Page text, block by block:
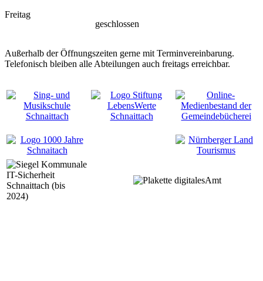
Freitag
geschlossen
Außerhalb der Öffnungszeiten gerne mit Terminvereinbarung.
Telefonisch bleiben alle Abteilungen auch freitags erreichbar.